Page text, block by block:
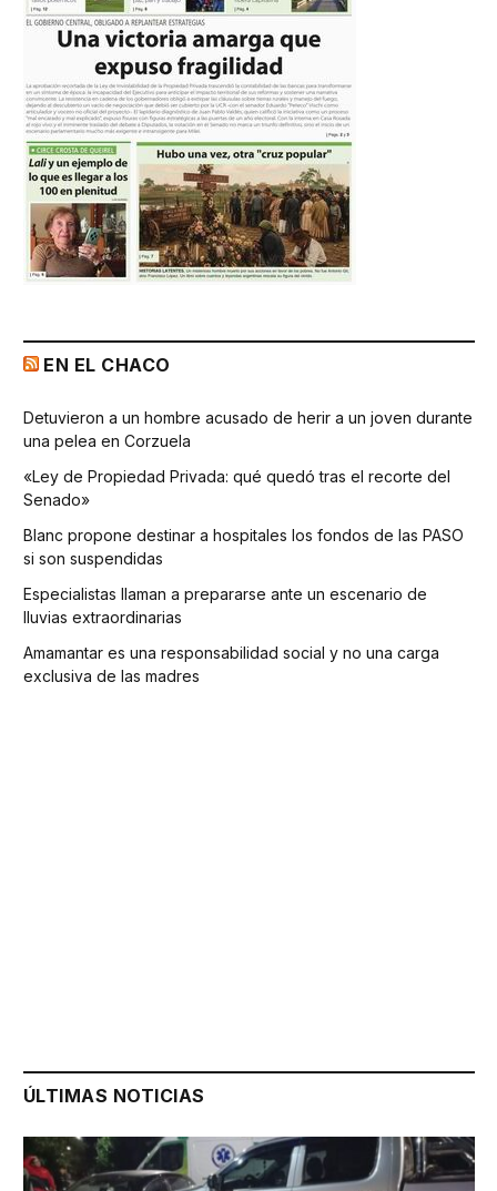
EN EL CHACO
Detuvieron a un hombre acusado de herir a un joven durante
una pelea en Corzuela
«Ley de Propiedad Privada: qué quedó tras el recorte del
Senado»
Blanc propone destinar a hospitales los fondos de las PASO
si son suspendidas
Especialistas llaman a prepararse ante un escenario de
lluvias extraordinarias
Amamantar es una responsabilidad social y no una carga
exclusiva de las madres
ÚLTIMAS NOTICIAS